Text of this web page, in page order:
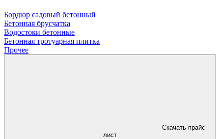
Бордюр садовый бетонный
Бетонная брусчатка
Водостоки бетонные
Бетонная тротуарная плитка
Прочее
Скачать прайс-
лист